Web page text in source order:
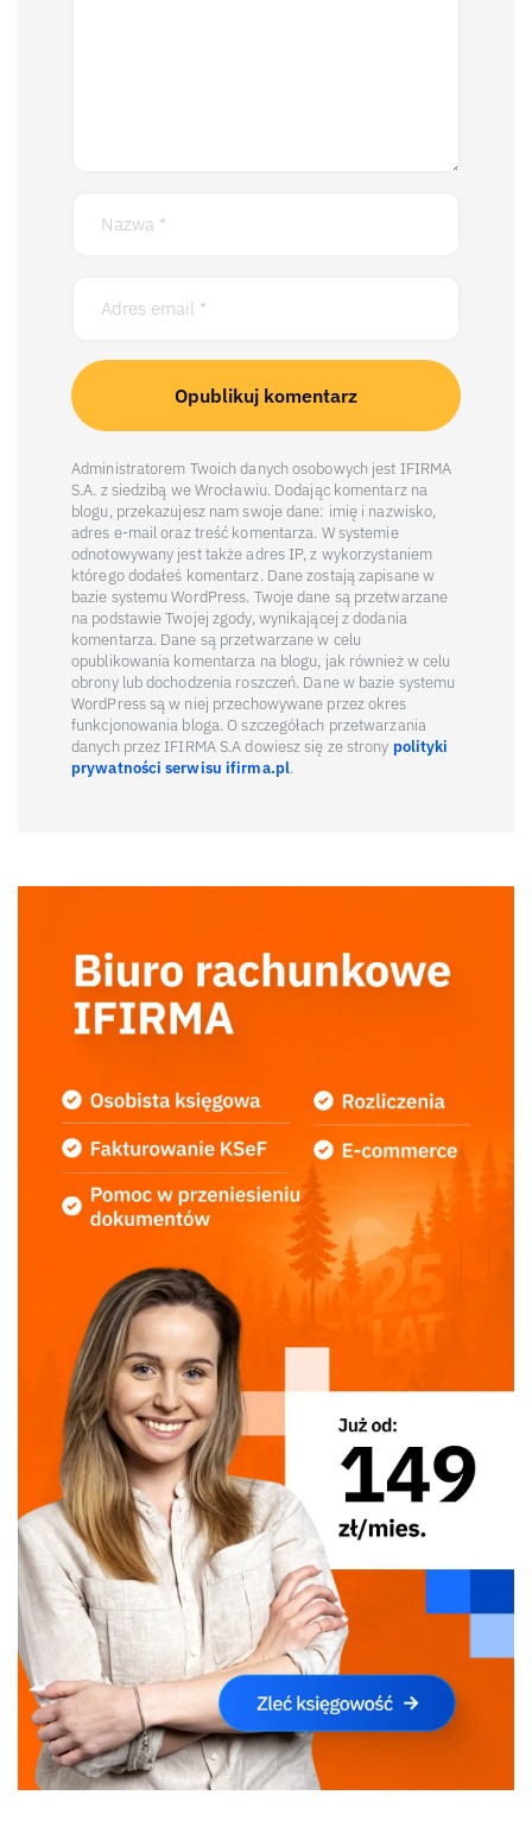
Administratorem Twoich danych osobowych jest IFIRMA
S.A. z siedzibą we Wrocławiu. Dodając komentarz na
blogu, przekazujesz nam swoje dane: imię i nazwisko,
adres e-mail oraz treść komentarza. W systemie
odnotowywany jest także adres IP, z wykorzystaniem
którego dodałeś komentarz. Dane zostają zapisane w
bazie systemu WordPress. Twoje dane są przetwarzane
na podstawie Twojej zgody, wynikającej z dodania
komentarza. Dane są przetwarzane w celu
opublikowania komentarza na blogu, jak również w celu
obrony lub dochodzenia roszczeń. Dane w bazie systemu
WordPress są w niej przechowywane przez okres
funkcjonowania bloga. O szczegółach przetwarzania
danych przez IFIRMA S.A dowiesz się ze strony polityki
prywatności serwisu ifirma.pl.